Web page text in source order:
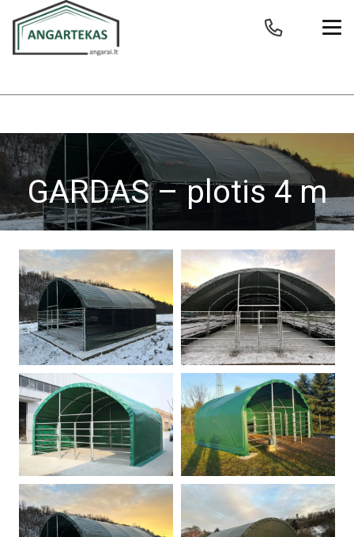
GARDAS – plotis 4 m